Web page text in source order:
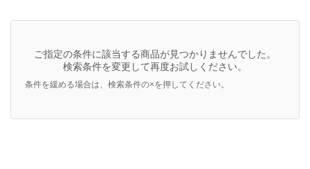
ご指定の条件に該当する商品が見つかりませんでした。
検索条件を変更して再度お試しください。
条件を緩める場合は、検索条件の×を押してください。